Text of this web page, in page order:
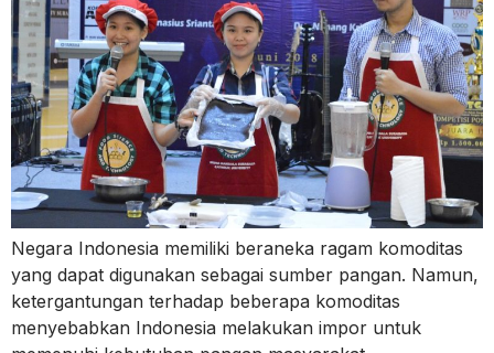
Negara Indonesia memiliki beraneka ragam komoditas
yang dapat digunakan sebagai sumber pangan. Namun,
ketergantungan terhadap beberapa komoditas
menyebabkan Indonesia melakukan impor untuk